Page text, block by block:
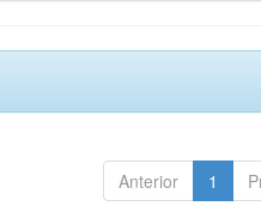
Anterior 1